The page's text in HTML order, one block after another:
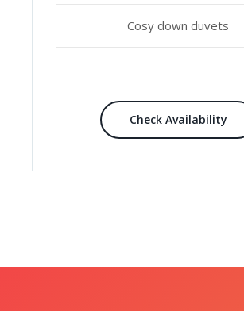
Cosy down duvets
Check Availability